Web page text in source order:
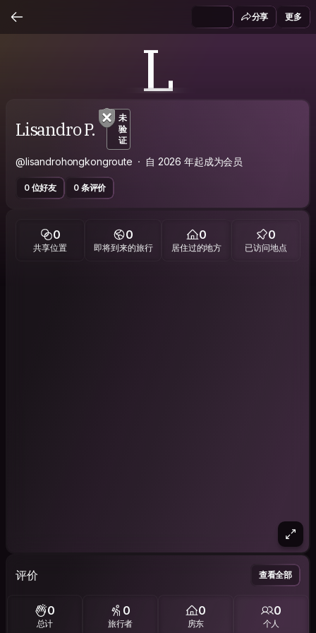
分享 更多
L
Lisandro P.
未
验
证
@lisandrohongkongroute 自 2026 年起成为会员
0 位好友 0 条评价
0
共享位置
0
即将到来的旅行
0
居住过的地方
0
已访问地点
评价 查看全部
0
总计
0
旅行者
0
房东
0
个人